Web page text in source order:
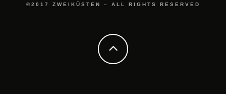
©2017 ZWEIKÜSTEN – ALL RIGHTS RESERVED